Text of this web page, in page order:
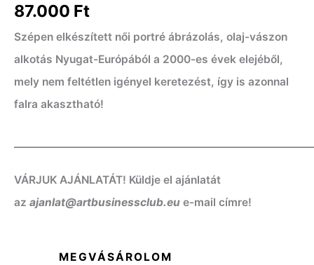
87.000 Ft
Szépen elkészített női portré ábrázolás, olaj-vászon
alkotás Nyugat-Európából a 2000-es évek elejéből,
mely nem feltétlen igényel keretezést, így is azonnal
falra akasztható!
VÁRJUK AJÁNLATÁT! Küldje el ajánlatát
az ajanlat@artbusinessclub.eu e-mail címre!
MEGVÁSÁROLOM